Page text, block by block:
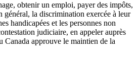
obtenir un emploi, payer des impôts,
général, la discrimination exercée à leur
handicapées et les personnes non
judiciaire, en appeler auprès
Canada approuve le maintien de la